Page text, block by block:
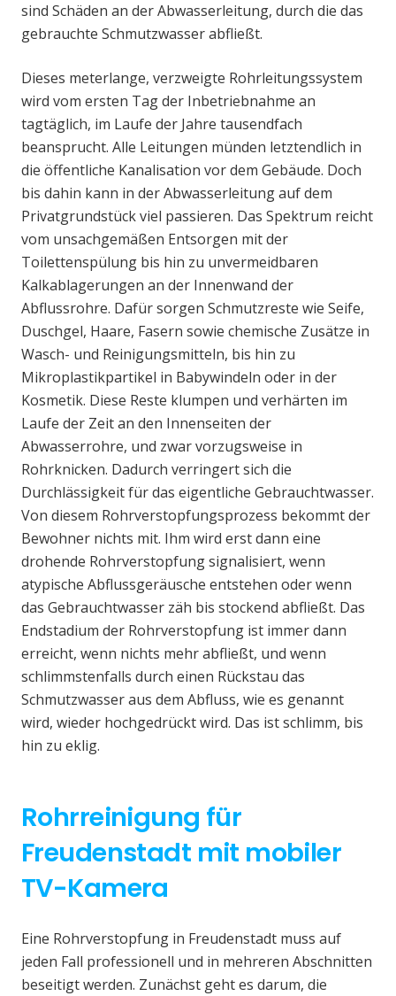
sind Schäden an der Abwasserleitung, durch die das
gebrauchte Schmutzwasser abfließt.
Dieses meterlange, verzweigte Rohrleitungssystem
wird vom ersten Tag der Inbetriebnahme an
tagtäglich, im Laufe der Jahre tausendfach
beansprucht. Alle Leitungen münden letztendlich in
die öffentliche Kanalisation vor dem Gebäude. Doch
bis dahin kann in der Abwasserleitung auf dem
Privatgrundstück viel passieren. Das Spektrum reicht
vom unsachgemäßen Entsorgen mit der
Toilettenspülung bis hin zu unvermeidbaren
Kalkablagerungen an der Innenwand der
Abflussrohre. Dafür sorgen Schmutzreste wie Seife,
Duschgel, Haare, Fasern sowie chemische Zusätze in
Wasch- und Reinigungsmitteln, bis hin zu
Mikroplastikpartikel in Babywindeln oder in der
Kosmetik. Diese Reste klumpen und verhärten im
Laufe der Zeit an den Innenseiten der
Abwasserrohre, und zwar vorzugsweise in
Rohrknicken. Dadurch verringert sich die
Durchlässigkeit für das eigentliche Gebrauchtwasser.
Von diesem Rohrverstopfungsprozess bekommt der
Bewohner nichts mit. Ihm wird erst dann eine
drohende Rohrverstopfung signalisiert, wenn
atypische Abflussgeräusche entstehen oder wenn
das Gebrauchtwasser zäh bis stockend abfließt. Das
Endstadium der Rohrverstopfung ist immer dann
erreicht, wenn nichts mehr abfließt, und wenn
schlimmstenfalls durch einen Rückstau das
Schmutzwasser aus dem Abfluss, wie es genannt
wird, wieder hochgedrückt wird. Das ist schlimm, bis
hin zu eklig.
Rohrreinigung für
Freudenstadt mit mobiler
TV-Kamera
Eine Rohrverstopfung in Freudenstadt muss auf
jeden Fall professionell und in mehreren Abschnitten
beseitigt werden. Zunächst geht es darum, die